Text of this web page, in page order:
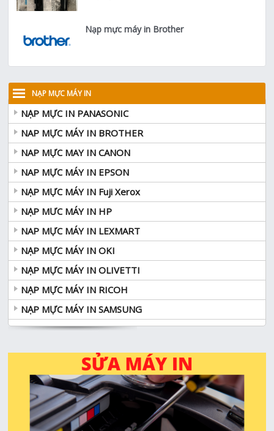
Nạp mực máy in Brother
NẠP MỰC MÁY IN
NẠP MỰC IN PANASONIC
NAP MỰC MÁY IN BROTHER
NAP MỰC MAY IN CANON
NAP MỰC MÁY IN EPSON
NẠP MỰC MÁY IN Fuji Xerox
NẠP MƯC MÁY IN HP
NAP MỰC MÁY IN LEXMART
NẠP MỰC MÁY IN OKI
NẠP MỰC MÁY IN OLIVETTI
NẠP MỰC MÁY IN RICOH
NẠP MỰC MÁY IN SAMSUNG